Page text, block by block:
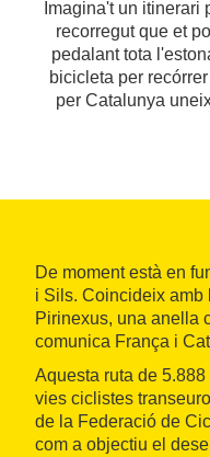
Imagina't un itinerari
recorregut que et
pedalant tota
bicicleta per
per Catalunya
De moment està en
i Sils. Coincideix amb
Pirinexus, una anella
comunica França i
Aquesta ruta de
vies ciclistes
de la Federació de
com a objectiu el